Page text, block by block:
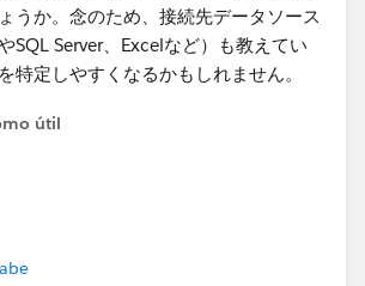
うか。念のため、接続先データソース
SQL Server、Excelなど）も教えてい
特定しやすくなるかもしれません。
útil